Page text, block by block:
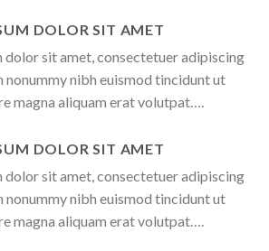
DOLOR SIT AMET
dolor sit amet, consectetuer adipiscing
nonummy nibh euismod tincidunt ut
magna aliquam erat volutpat….
DOLOR SIT AMET
dolor sit amet, consectetuer adipiscing
nonummy nibh euismod tincidunt ut
magna aliquam erat volutpat….